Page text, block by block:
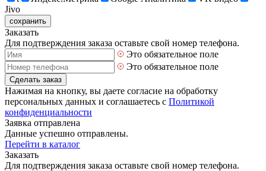
Jivo
сохранить
Заказать
Для подтверждения заказа оставьте свой номер телефона.
Это обязательное поле
Это обязательное поле
Сделать заказ
Нажимая на кнопку, вы даете согласие на обработку
персональных данных и соглашаетесь с Политикой
конфиденциальности
Заявка отправлена
Данные успешно отправлены.
Перейти в каталог
Заказать
Для подтверждения заказа оставьте свой номер телефона.